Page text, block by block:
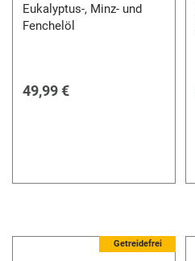
Eukalyptus-, Minz- und
Fenchelöl
49,99 €
Getreidefrei